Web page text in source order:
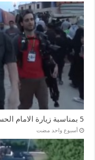
5 بمناسبة زيارة الامام الحسين عليه السلام زيارة الاربعين فيديو
‏أسبوع واحد مضت